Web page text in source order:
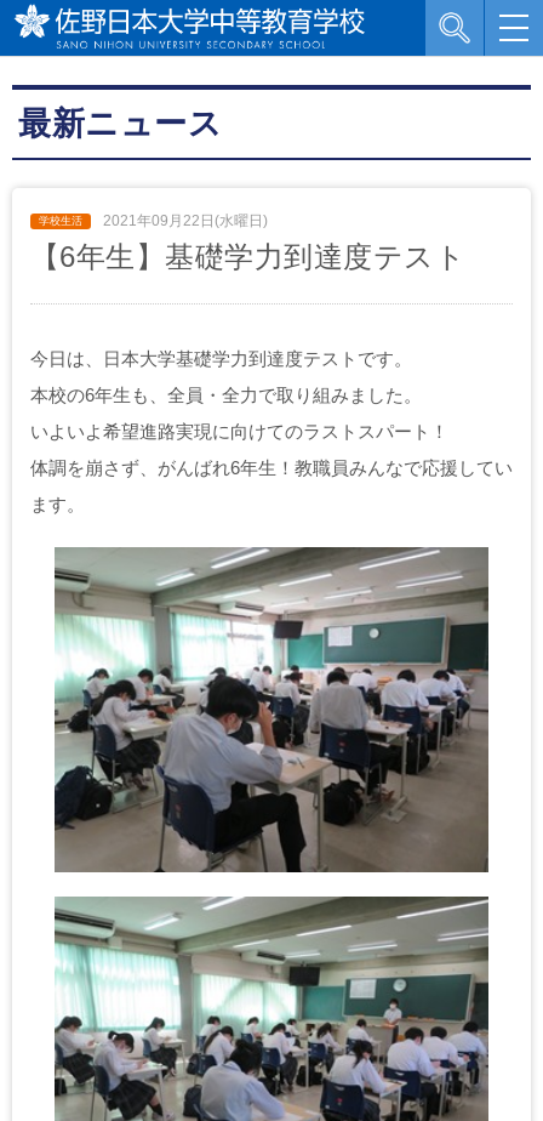
最新ニュース
2021年09月22日(水曜日)
【6年生】基礎学力到達度テスト
今日は、日本大学基礎学力到達度テストです。
本校の6年生も、全員・全力で取り組みました。
いよいよ希望進路実現に向けてのラストスパート！
体調を崩さず、がんばれ6年生！教職員みんなで応援してい
ます。